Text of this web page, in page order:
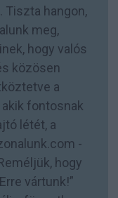
Tiszta hangon,
meg,
hogy valós
közösen
a
fontosnak
létét, a
-
hogy
vártunk!”